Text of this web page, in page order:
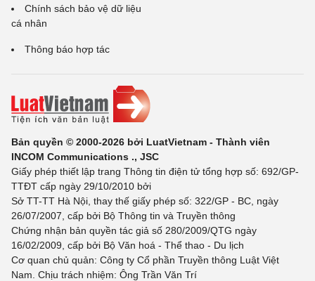
Chính sách bảo vệ dữ liệu
cá nhân
Thông báo hợp tác
Bản quyền © 2000-2026 bởi LuatVietnam - Thành viên
INCOM Communications ., JSC
Giấy phép thiết lập trang Thông tin điện tử tổng hợp số: 692/GP-
TTĐT cấp ngày 29/10/2010 bởi
Sở TT-TT Hà Nội, thay thế giấy phép số: 322/GP - BC, ngày
26/07/2007, cấp bởi Bộ Thông tin và Truyền thông
Chứng nhận bản quyền tác giả số 280/2009/QTG ngày
16/02/2009, cấp bởi Bộ Văn hoá - Thể thao - Du lịch
Cơ quan chủ quản: Công ty Cổ phần Truyền thông Luật Việt
Nam. Chịu trách nhiệm: Ông Trần Văn Trí